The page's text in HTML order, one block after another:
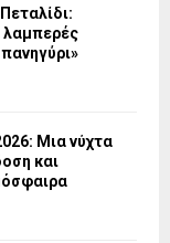
λαμπερές
Μια νύχτα
και